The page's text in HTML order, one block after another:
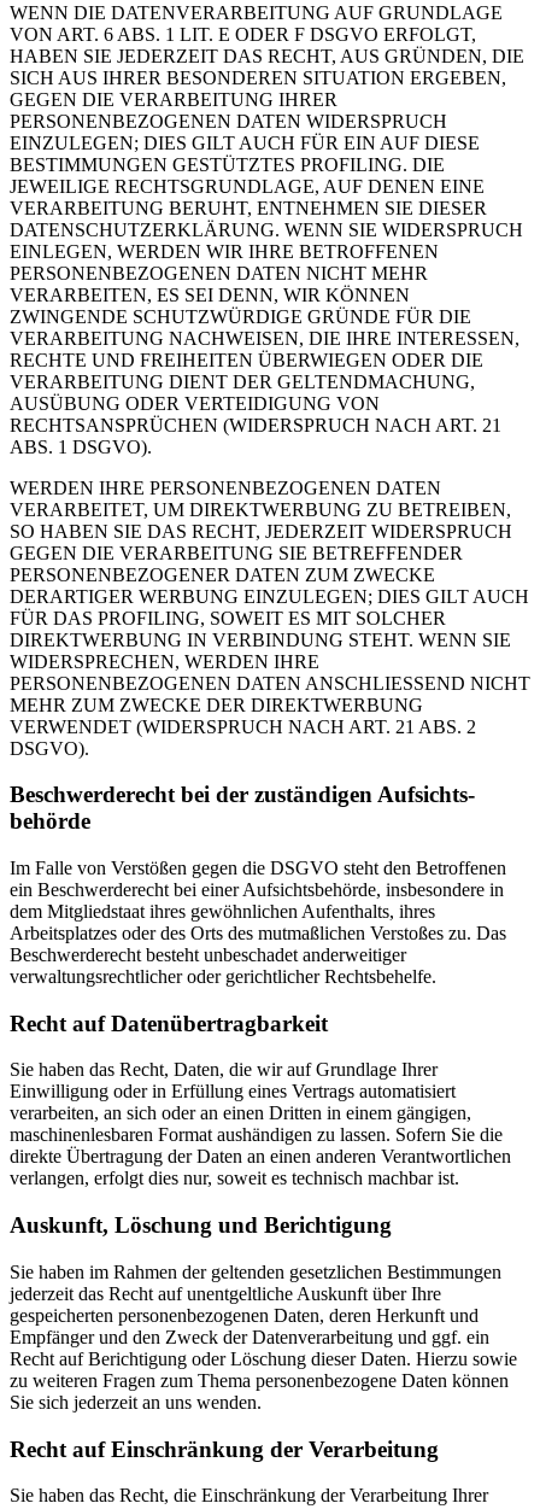
WENN DIE DATENVERARBEITUNG AUF GRUNDLAGE
VON ART. 6 ABS. 1 LIT. E ODER F DSGVO ERFOLGT,
HABEN SIE JEDERZEIT DAS RECHT, AUS GRÜNDEN, DIE
SICH AUS IHRER BESONDEREN SITUATION ERGEBEN,
GEGEN DIE VERARBEITUNG IHRER
PERSONENBEZOGENEN DATEN WIDERSPRUCH
EINZULEGEN; DIES GILT AUCH FÜR EIN AUF DIESE
BESTIMMUNGEN GESTÜTZTES PROFILING. DIE
JEWEILIGE RECHTSGRUNDLAGE, AUF DENEN EINE
VERARBEITUNG BERUHT, ENTNEHMEN SIE DIESER
DATENSCHUTZERKLÄRUNG. WENN SIE WIDERSPRUCH
EINLEGEN, WERDEN WIR IHRE BETROFFENEN
PERSONENBEZOGENEN DATEN NICHT MEHR
VERARBEITEN, ES SEI DENN, WIR KÖNNEN
ZWINGENDE SCHUTZWÜRDIGE GRÜNDE FÜR DIE
VERARBEITUNG NACHWEISEN, DIE IHRE INTERESSEN,
RECHTE UND FREIHEITEN ÜBERWIEGEN ODER DIE
VERARBEITUNG DIENT DER GELTENDMACHUNG,
AUSÜBUNG ODER VERTEIDIGUNG VON
RECHTSANSPRÜCHEN (WIDERSPRUCH NACH ART. 21
ABS. 1 DSGVO).
WERDEN IHRE PERSONENBEZOGENEN DATEN
VERARBEITET, UM DIREKTWERBUNG ZU BETREIBEN,
SO HABEN SIE DAS RECHT, JEDERZEIT WIDERSPRUCH
GEGEN DIE VERARBEITUNG SIE BETREFFENDER
PERSONENBEZOGENER DATEN ZUM ZWECKE
DERARTIGER WERBUNG EINZULEGEN; DIES GILT AUCH
FÜR DAS PROFILING, SOWEIT ES MIT SOLCHER
DIREKTWERBUNG IN VERBINDUNG STEHT. WENN SIE
WIDERSPRECHEN, WERDEN IHRE
PERSONENBEZOGENEN DATEN ANSCHLIESSEND NICHT
MEHR ZUM ZWECKE DER DIREKTWERBUNG
VERWENDET (WIDERSPRUCH NACH ART. 21 ABS. 2
DSGVO).
Beschwerde­recht bei der zuständigen Aufsichts­
behörde
Im Falle von Verstößen gegen die DSGVO steht den Betroffenen
ein Beschwerderecht bei einer Aufsichtsbehörde, insbesondere in
dem Mitgliedstaat ihres gewöhnlichen Aufenthalts, ihres
Arbeitsplatzes oder des Orts des mutmaßlichen Verstoßes zu. Das
Beschwerderecht besteht unbeschadet anderweitiger
verwaltungsrechtlicher oder gerichtlicher Rechtsbehelfe.
Recht auf Daten­übertrag­barkeit
Sie haben das Recht, Daten, die wir auf Grundlage Ihrer
Einwilligung oder in Erfüllung eines Vertrags automatisiert
verarbeiten, an sich oder an einen Dritten in einem gängigen,
maschinenlesbaren Format aushändigen zu lassen. Sofern Sie die
direkte Übertragung der Daten an einen anderen Verantwortlichen
verlangen, erfolgt dies nur, soweit es technisch machbar ist.
Auskunft, Löschung und Berichtigung
Sie haben im Rahmen der geltenden gesetzlichen Bestimmungen
jederzeit das Recht auf unentgeltliche Auskunft über Ihre
gespeicherten personenbezogenen Daten, deren Herkunft und
Empfänger und den Zweck der Datenverarbeitung und ggf. ein
Recht auf Berichtigung oder Löschung dieser Daten. Hierzu sowie
zu weiteren Fragen zum Thema personenbezogene Daten können
Sie sich jederzeit an uns wenden.
Recht auf Einschränkung der Verarbeitung
Sie haben das Recht, die Einschränkung der Verarbeitung Ihrer